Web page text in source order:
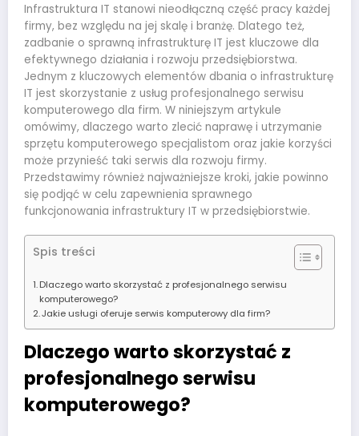
Infrastruktura IT stanowi nieodłączną część pracy każdej
firmy, bez względu na jej skalę i branżę. Dlatego też,
zadbanie o sprawną infrastrukturę IT jest kluczowe dla
efektywnego działania i rozwoju przedsiębiorstwa.
Jednym z kluczowych elementów dbania o infrastrukturę
IT jest skorzystanie z usług profesjonalnego serwisu
komputerowego dla firm. W niniejszym artykule
omówimy, dlaczego warto zlecić naprawę i utrzymanie
sprzętu komputerowego specjalistom oraz jakie korzyści
może przynieść taki serwis dla rozwoju firmy.
Przedstawimy również najważniejsze kroki, jakie powinno
się podjąć w celu zapewnienia sprawnego
funkcjonowania infrastruktury IT w przedsiębiorstwie.
Spis treści
Dlaczego warto skorzystać z profesjonalnego serwisu
komputerowego?
Jakie usługi oferuje serwis komputerowy dla firm?
Dlaczego warto skorzystać z
profesjonalnego serwisu
komputerowego?